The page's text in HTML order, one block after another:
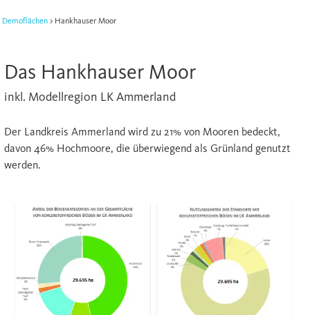
Demoflächen Hankhauser Moor
Das Hankhauser Moor
inkl. Modellregion LK Ammerland
Der Landkreis Ammerland wird zu 21% von Mooren bedeckt,
davon 46% Hochmoore, die überwiegend als Grünland genutzt
werden.